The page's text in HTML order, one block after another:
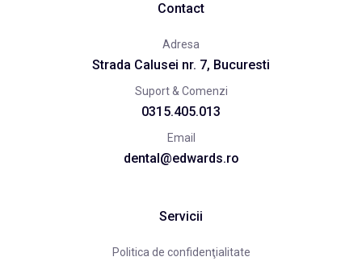
Contact
Adresa
Strada Calusei nr. 7, Bucuresti
Suport & Comenzi
0315.405.013
Email
dental@edwards.ro
Servicii
Politica de confidenţialitate